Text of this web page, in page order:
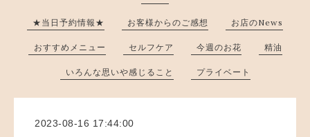
★当日予約情報★ お客様からのご感想 お店のNews
おすすめメニュー セルフケア 今週のお花 精油
いろんな思いや感じること プライベート
2023-08-16 17:44:00